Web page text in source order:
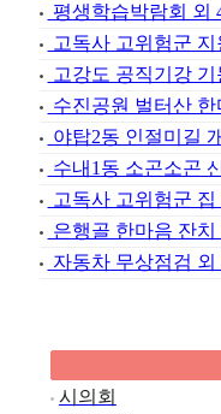
평생학습박람회 외
고독사 고위험군 지
고강도 공직기강 기
수진공원 벌터산 한
야탑2동 인절미길
수내1동 소곤소곤
고독사 고위험군 집
은행골 한마음 잔치
자동차 무상점검 외
시의회